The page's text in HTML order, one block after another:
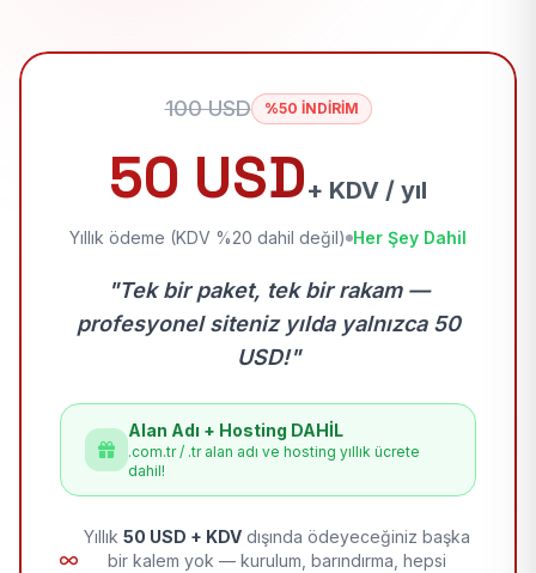
100 USD %50 İNDİRİM
50 USD+ KDV / yıl
Yıllık ödeme (KDV %20 dahil değil) Her Şey Dahil
"Tek bir paket, tek bir rakam —
profesyonel siteniz yılda yalnızca 50
USD!"
Alan Adı + Hosting DAHİL
.com.tr / .tr alan adı ve hosting yıllık ücrete
dahil!
Yıllık 50 USD + KDV dışında ödeyeceğiniz başka
bir kalem yok — kurulum, barındırma, hepsi